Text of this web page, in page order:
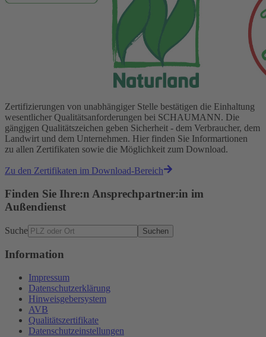
Zertifizierungen von unabhängiger Stelle bestätigen die Einhaltung
wesentlicher Qualitätsanforderungen bei SCHAUMANN. Die
gängjgen Qualitätszeichen geben Sicherheit - dem Verbraucher, dem
Landwirt und dem Unternehmen. Hier finden Sie Informartionen
zu allen Zertifikaten sowie die Möglichkeit zum Download.
Zu den Zertifikaten im Download-Bereich
Finden Sie Ihre:n Ansprechpartner:in im
Außendienst
Suche Suchen
Information
Impressum
Datenschutzerklärung
Hinweisgebersystem
AVB
Qualitätszertifikate
Datenschutzeinstellungen